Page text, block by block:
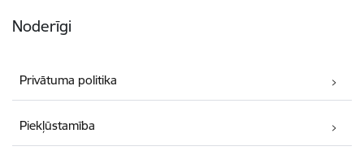
Noderīgi
Privātuma politika
Piekļūstamība